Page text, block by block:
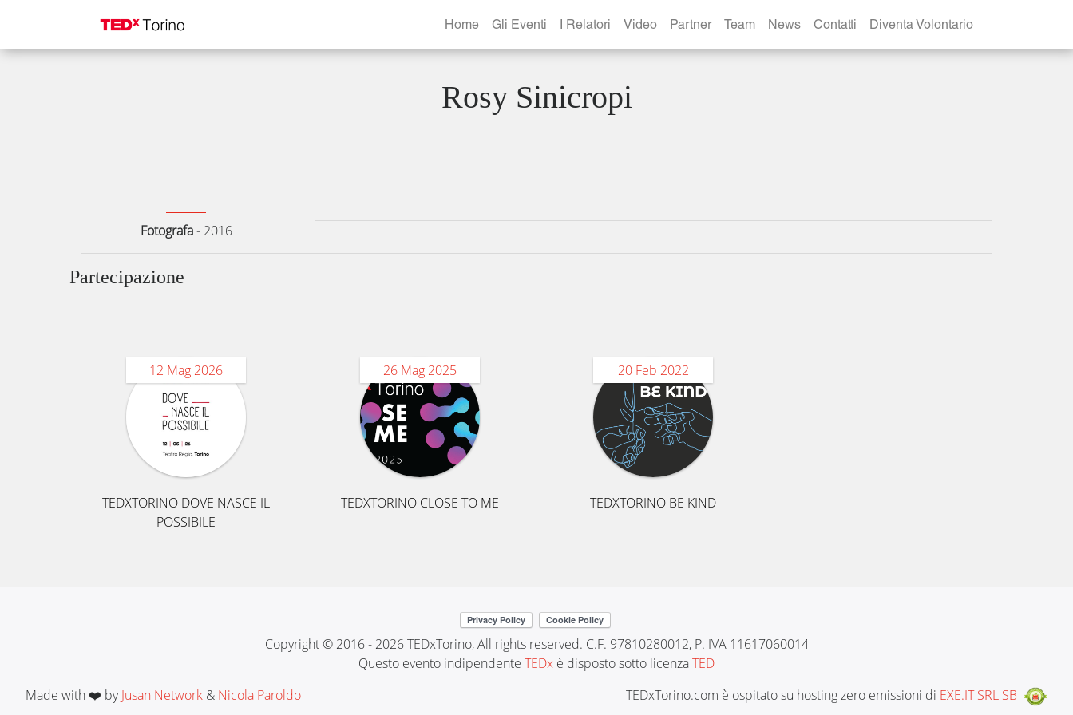
Home Gli Eventi I Relatori Video Partner Team News Contatti Diventa Volontario
Rosy Sinicropi
Fotografa- 2016
Partecipazione
12 Mag 2026
TEDXTORINO DOVE NASCE IL
POSSIBILE
26 Mag 2025
TEDXTORINO CLOSE TO ME
20 Feb 2022
TEDXTORINO BE KIND
Copyright © 2016 - 2026 TEDxTorino, All rights reserved. C.F. 97810280012, P. IVA 11617060014
Questo evento indipendente TEDx è disposto sotto licenzaTED
Made with ❤️ byJusan Network & Nicola Paroldo TEDxTorino.com è ospitato su hosting zero emissioni di EXE.IT SRL SB